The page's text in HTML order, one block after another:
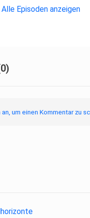
Systems, AI-
Alle Episoden anzeigen
um einen Kommentar zu